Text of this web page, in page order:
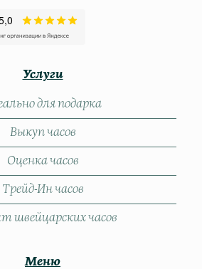
Услуги
для подарка
Выкуп часов
Оценка часов
Трейд-Ин часов
швейцарских часов
Меню